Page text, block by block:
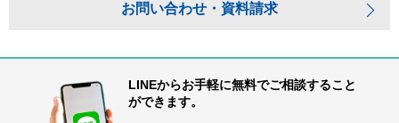
お問い合わせ・資料請求
LINEからお手軽に無料でご相談すること
ができます。